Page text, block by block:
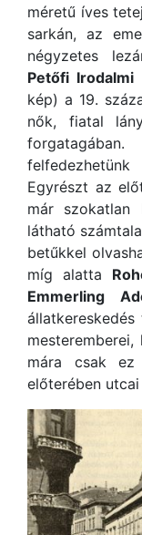
méretű íves
sarkán, az
négyzetes
Petőfi Irodalmi
kép) a 19.
nők, fiatal
Egyrészt az
már
látható
betűkkel
míg alatta
Emmerling
mára csak
előterében